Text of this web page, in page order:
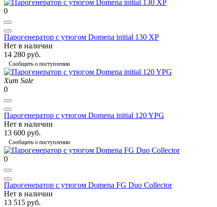
0
Парогенератор с утюгом Domena initial 130 XP
Нет в наличии
14 280 руб.
Сообщить о поступлении
Хит Sale
0
Парогенератор с утюгом Domena initial 120 YPG
Нет в наличии
13 600 руб.
Сообщить о поступлении
0
Парогенератор с утюгом Domena FG Duo Collector
Нет в наличии
13 515 руб.